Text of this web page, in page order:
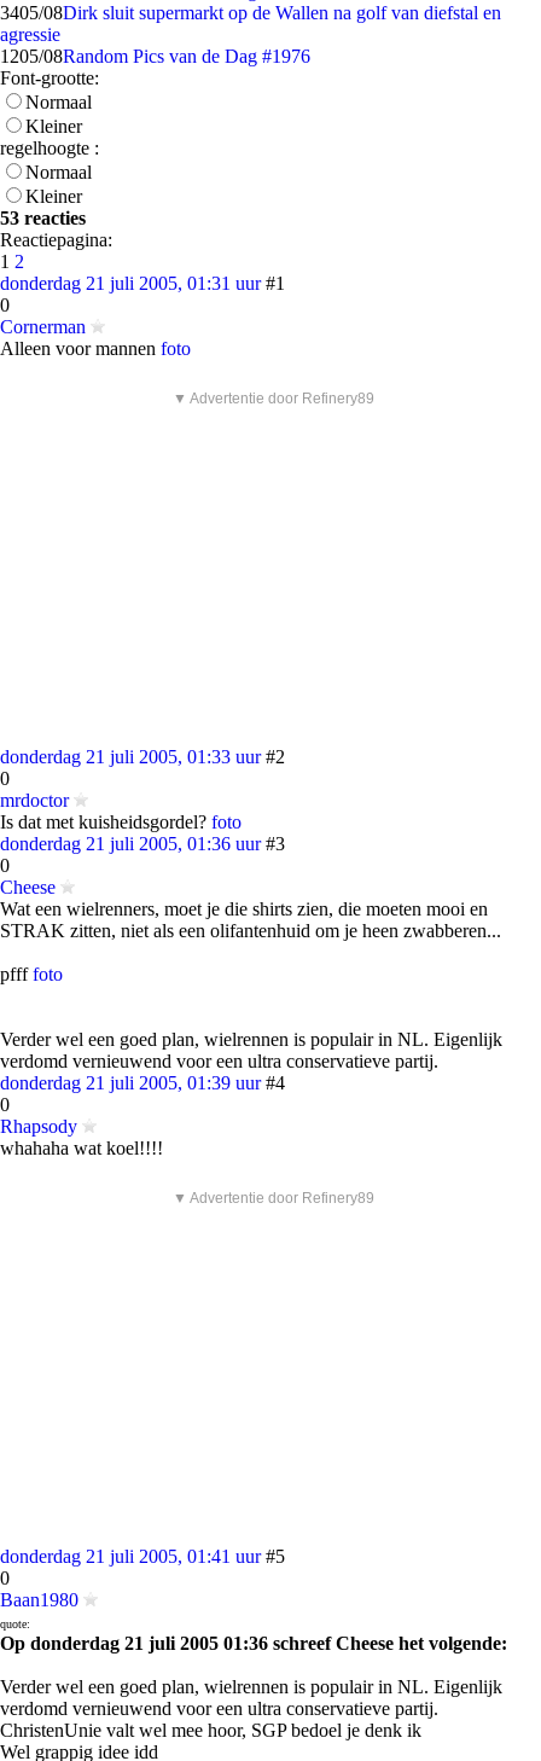
3405/08Dirk sluit supermarkt op de Wallen na golf van diefstal en
agressie
1205/08Random Pics van de Dag #1976
Font-grootte:
Normaal
Kleiner
regelhoogte :
Normaal
Kleiner
53 reacties
Reactiepagina:
1 2
donderdag 21 juli 2005, 01:31 uur #1
0
Cornerman
Alleen voor mannen foto
▼ Advertentie door Refinery89
donderdag 21 juli 2005, 01:33 uur #2
0
mrdoctor
Is dat met kuisheidsgordel? foto
donderdag 21 juli 2005, 01:36 uur #3
0
Cheese
Wat een wielrenners, moet je die shirts zien, die moeten mooi en
STRAK zitten, niet als een olifantenhuid om je heen zwabberen...
pffffoto
Verder wel een goed plan, wielrennen is populair in NL. Eigenlijk
verdomd vernieuwend voor een ultra conservatieve partij.
donderdag 21 juli 2005, 01:39 uur #4
0
Rhapsody
whahaha wat koel!!!!
▼ Advertentie door Refinery89
donderdag 21 juli 2005, 01:41 uur #5
0
Baan1980
quote:
Op donderdag 21 juli 2005 01:36 schreef Cheese het volgende:
Verder wel een goed plan, wielrennen is populair in NL. Eigenlijk
verdomd vernieuwend voor een ultra conservatieve partij.
ChristenUnie valt wel mee hoor, SGP bedoel je denk ik
Wel grappig idee idd